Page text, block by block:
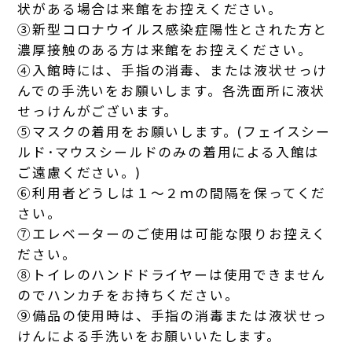
状がある場合は来館をお控えください。
③新型コロナウイルス感染症陽性とされた方と
濃厚接触のある方は来館をお控えください。
④入館時には、手指の消毒、または液状せっけ
んでの手洗いをお願いします。各洗面所に液状
せっけんがございます。
⑤マスクの着用をお願いします。(フェイスシー
ルド･マウスシールドのみの着用による入館は
ご遠慮ください。)
⑥利用者どうしは１～２ｍの間隔を保ってくだ
さい。
⑦エレベーターのご使用は可能な限りお控えく
ださい。
⑧トイレのハンドドライヤーは使用できません
のでハンカチをお持ちください。
⑨備品の使用時は、手指の消毒または液状せっ
けんによる手洗いをお願いいたします。